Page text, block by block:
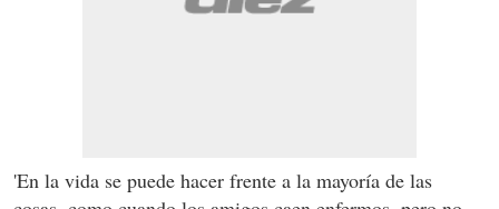
'En la vida se puede hacer frente a la mayoría de las